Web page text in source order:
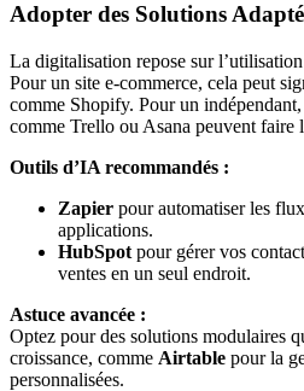
Adopter des Solutions
La digitalisation repose sur
Pour un site e-commerce, cela peut
comme Shopify. Pour un
comme Trello ou Asana peuvent faire
Outils d’IA recommandés :
Zapier pour automatiser les
applications.
HubSpot pour gérer vos
ventes en un seul endroit.
Astuce avancée :
Optez pour des solutions modulaires
croissance, comme Airtable pour la
personnalisées.